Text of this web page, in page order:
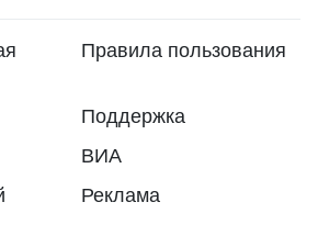
Правила пользования
Поддержка
ВИА
Реклама